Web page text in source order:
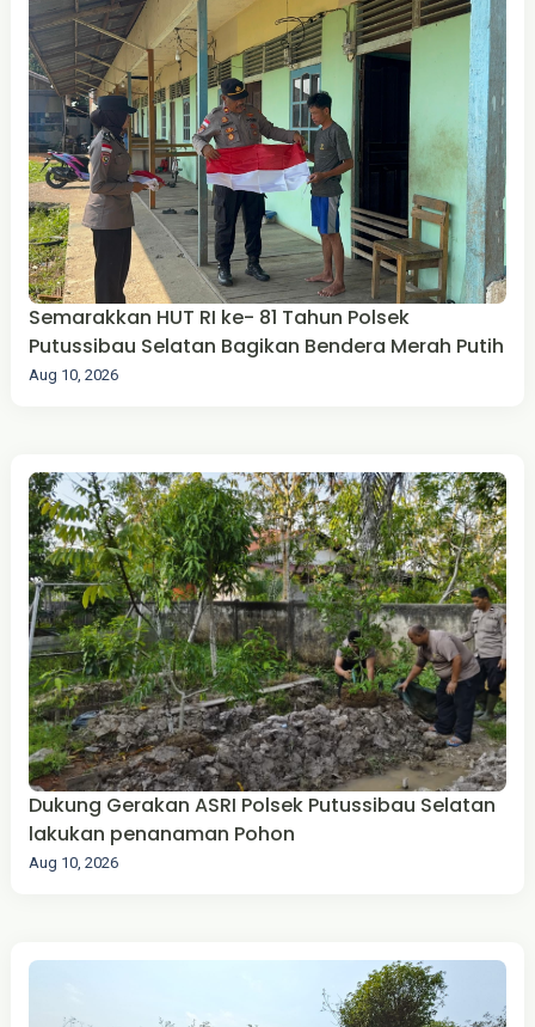
Semarakkan HUT RI ke- 81 Tahun Polsek
Putussibau Selatan Bagikan Bendera Merah Putih
Aug 10, 2026
Dukung Gerakan ASRI Polsek Putussibau Selatan
lakukan penanaman Pohon
Aug 10, 2026